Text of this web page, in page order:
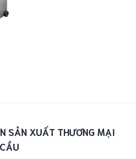
SẢN XUẤT THƯƠNG MẠI